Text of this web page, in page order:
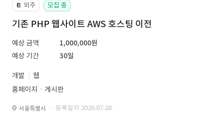
📔 외주 모집 중
기존 PHP 웹사이트 AWS 호스팅 이전
예상 금액
1,000,000원
예상 기간
30일
개발
웹
홈페이지ㆍ게시판
서울특별시 · 등록일자 2026.07.28.